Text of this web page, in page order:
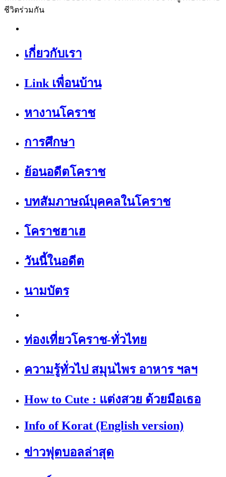
ชีวิตร่วมกัน
เกี่ยวกับเรา
Link เพื่อนบ้าน
หางานโคราช
การศึกษา
ย้อนอดีตโคราช
บทสัมภาษณ์บุคคลในโคราช
โคราชฮาเฮ
วันนี้ในอดีต
นามบัตร
ท่องเที่ยวโคราช-ทั่วไทย
ความรู้ทั่วไป สมุนไพร อาหาร ฯลฯ
How to Cute : แต่งสวย ด้วยมือเธอ
Info of Korat (English version)
ข่าวฟุตบอลล่าสุด